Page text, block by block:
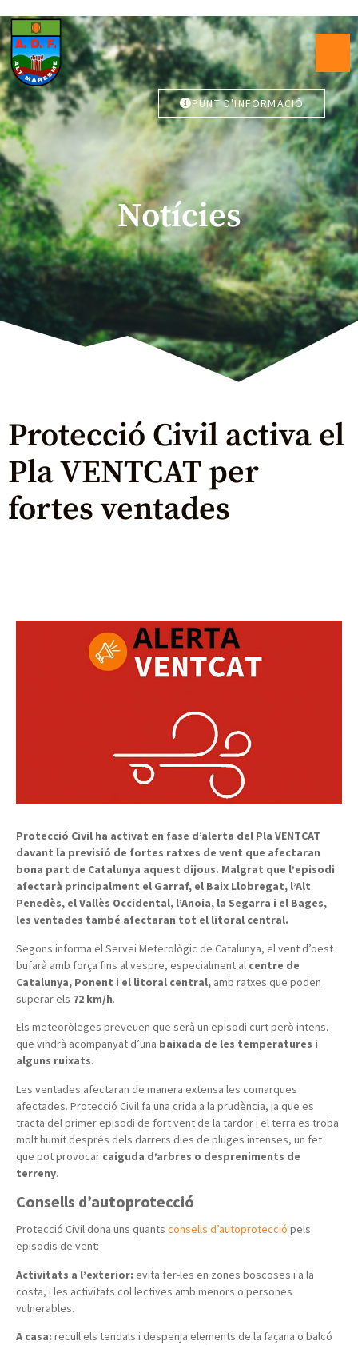
PUNT D'INFORMACIÓ
Notícies
Protecció Civil activa el
Pla VENTCAT per
fortes ventades
Protecció Civil ha activat en fase d’alerta del Pla VENTCAT
davant la previsió de fortes ratxes de vent que afectaran
bona part de Catalunya aquest dijous. Malgrat que l’episodi
afectarà principalment el Garraf, el Baix Llobregat, l’Alt
Penedès, el Vallès Occidental, l’Anoia, la Segarra i el Bages,
les ventades també afectaran tot el litoral central.
Segons informa el Servei Meterològic de Catalunya, el vent d’oest
bufarà amb força fins al vespre, especialment al centre de
Catalunya, Ponent i el litoral central, amb ratxes que poden
superar els 72 km/h.
Els meteoròleges preveuen que serà un episodi curt però intens,
que vindrà acompanyat d’una baixada de les temperatures i
alguns ruixats.
Les ventades afectaran de manera extensa les comarques
afectades. Protecció Civil fa una crida a la prudència, ja que es
tracta del primer episodi de fort vent de la tardor i el terra es troba
molt humit després dels darrers dies de pluges intenses, un fet
que pot provocar caiguda d’arbres o despreniments de
terreny.
Consells d’autoprotecció
Protecció Civil dona uns quants consells d’autoprotecció pels
episodis de vent:
Activitats a l’exterior: evita fer-les en zones boscoses i a la
costa, i les activitats col·lectives amb menors o persones
vulnerables.
A casa: recull els tendals i despenja elements de la façana o balcó